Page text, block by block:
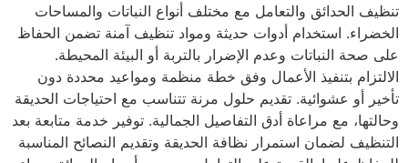
تنظيف الحدائق والتعامل مع مختلف أنواع النباتات والمساحات
الخضراء. استخدام أدوات حديثة ومواد تنظيف آمنة تضمن الحفاظ
على صحة النباتات وعدم الإضرار بالتربة أو البيئة المحيطة.
الالتزام بتنفيذ الأعمال وفق خطة منظمة ومواعيد محددة دون
تأخير أو عشوائية. تقديم حلول مرنة تتناسب مع احتياجات الحديقة
وحالتها، مع مراعاة أدق التفاصيل الجمالية. توفير خدمة متابعة بعد
التنظيف لضمان استمرار نظافة الحديقة وتقديم النصائح المناسبة